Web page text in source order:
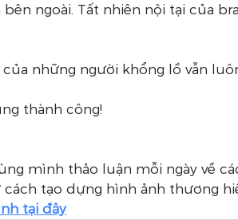
ngoài. Tất nhiên nội tại của
những người khổng lồ vẫn
thành công!
mình thảo luận mỗi ngày về
tạo dựng hình ảnh thương
tại đây